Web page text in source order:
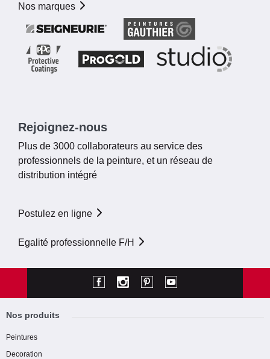
Nos marques
Rejoignez-nous
Plus de 3000 collaborateurs au service des
professionnels de la peinture, et un réseau de
distribution intégré
Postulez en ligne
Egalité professionnelle F/H
Nos produits
Peintures
Decoration